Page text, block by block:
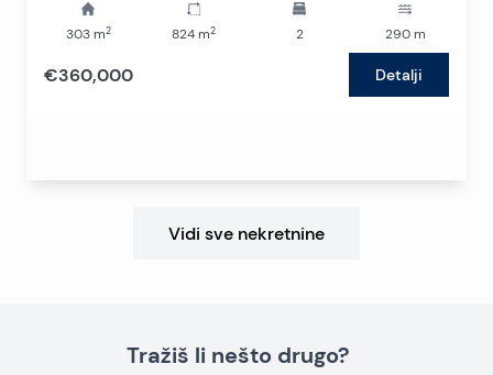
303m2 824 m2 2 290m
€360,000 Detalji
Vidi sve nekretnine
Tražiš li nešto drugo?